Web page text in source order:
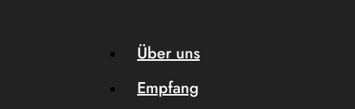
Über uns
Empfang